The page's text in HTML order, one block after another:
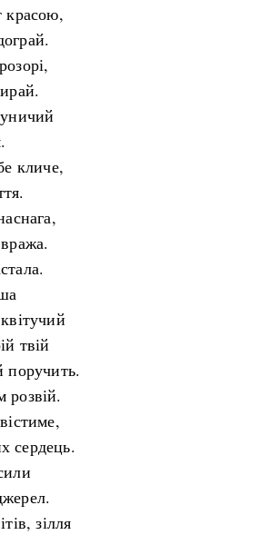
красою,
кличе,
твій
поручить.
сердець.
зілля